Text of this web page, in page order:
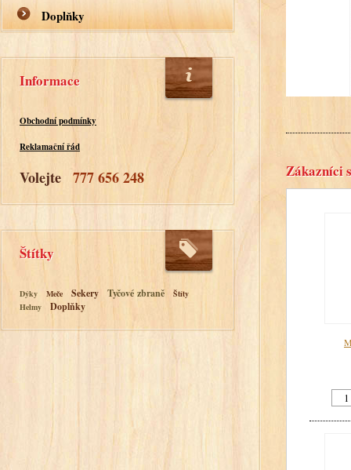
Doplňky
Informace
Obchodní podmínky
Reklamační řád
Volejte 777 656 248
Štítky
Dýky Meče Sekery Tyčové zbraně
Štíty
Helmy
Doplňky
Zákazníci